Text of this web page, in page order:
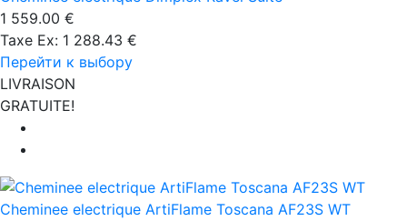
1 559.00 €
Taxe Ex: 1 288.43 €
Перейти к выбору
LIVRAISON
GRATUITE!
Cheminee electrique ArtiFlame Toscana AF23S WT